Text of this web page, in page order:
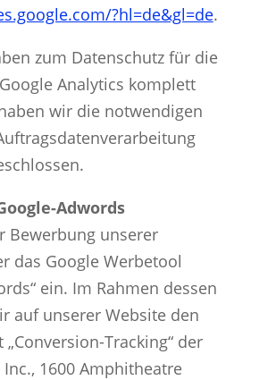
?hl=de&gl=de.
zum Datenschutz für die
Analytics komplett
wir die notwendigen
Adwords
Bewerbung unserer
das Google Werbetool
ein. Im Rahmen dessen
auf unserer Website den
Tracking“ der
1600 Amphitheatre